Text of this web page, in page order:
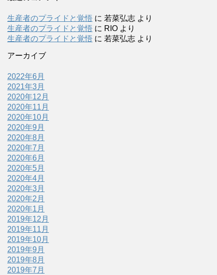
生産者のプライドと覚悟 に 若菜弘志 より
生産者のプライドと覚悟 に RIO より
生産者のプライドと覚悟 に 若菜弘志 より
アーカイブ
2022年6月
2021年3月
2020年12月
2020年11月
2020年10月
2020年9月
2020年8月
2020年7月
2020年6月
2020年5月
2020年4月
2020年3月
2020年2月
2020年1月
2019年12月
2019年11月
2019年10月
2019年9月
2019年8月
2019年7月